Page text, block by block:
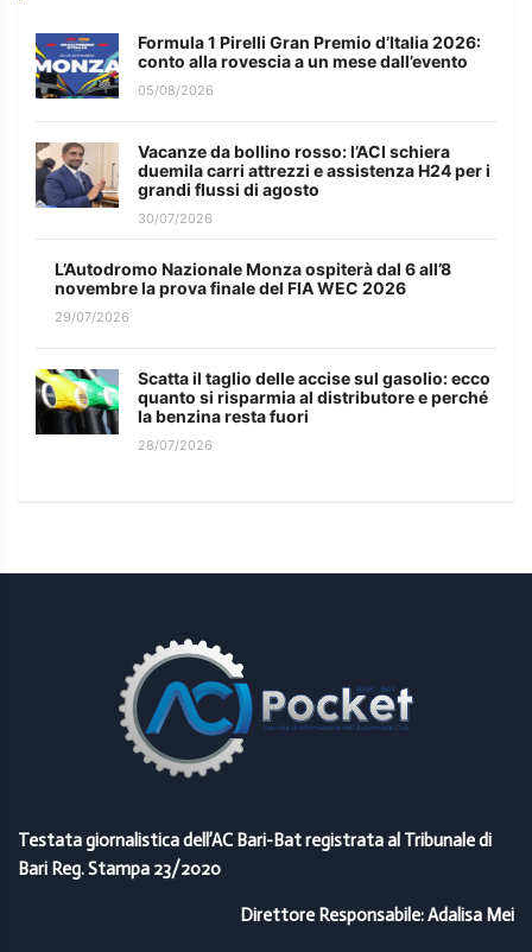
Formula 1 Pirelli Gran Premio d’Italia 2026:
conto alla rovescia a un mese dall’evento
05/08/2026
Vacanze da bollino rosso: l’ACI schiera
duemila carri attrezzi e assistenza H24 per i
grandi flussi di agosto
30/07/2026
L’Autodromo Nazionale Monza ospiterà dal 6 all’8
novembre la prova finale del FIA WEC 2026
29/07/2026
Scatta il taglio delle accise sul gasolio: ecco
quanto si risparmia al distributore e perché
la benzina resta fuori
28/07/2026
Testata giornalistica dell’AC Bari-Bat registrata al Tribunale di
Bari Reg. Stampa 23/2020
Direttore Responsabile: Adalisa Mei